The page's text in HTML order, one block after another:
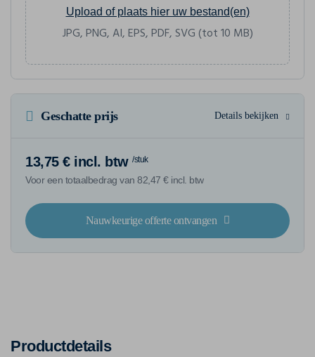
Upload of plaats hier uw bestand(en)
JPG, PNG, AI, EPS, PDF, SVG (tot 10 MB)
Geschatte prijs Details bekijken
13,75 € incl. btw /stuk
Voor een totaalbedrag van 82,47 € incl. btw
Nauwkeurige offerte ontvangen
Productdetails